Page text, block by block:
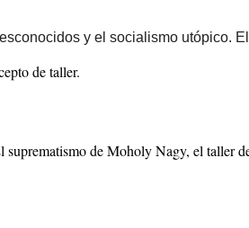
y el socialismo utópico.
de taller.
de Moholy Nagy, el taller